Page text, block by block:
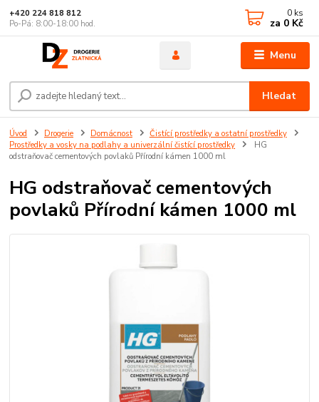
Menu
Hledat
+420 224 818 812
Po-Pá: 8:00-18:00 hod.
0 ks
za 0 Kč
Úvod Drogerie Domácnost
Čistící prostředky a ostatní prostředky
Prostředky a vosky na podlahy a univerzální čistící prostředky
HG
odstraňovač cementových povlaků Přírodní kámen 1000 ml
HG odstraňovač cementových
povlaků Přírodní kámen 1000 ml